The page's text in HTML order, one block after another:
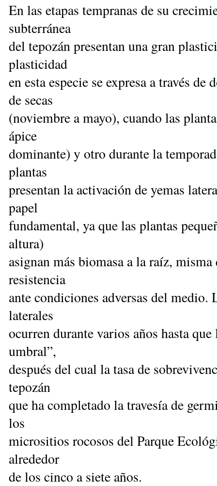
En las etapas tempranas de su
subterránea
del tepozán presentan una gran
plasticidad
en esta especie se expresa a través
de secas
(noviembre a mayo), cuando las
ápice
dominante) y otro durante la
plantas
presentan la activación de yemas
papel
fundamental, ya que las plantas
altura)
asignan más biomasa a la raíz,
resistencia
ante condiciones adversas del
laterales
ocurren durante varios años hasta
umbral”,
después del cual la tasa de
tepozán
que ha completado la travesía de
los
micrositios rocosos del Parque
alrededor
de los cinco a siete años.